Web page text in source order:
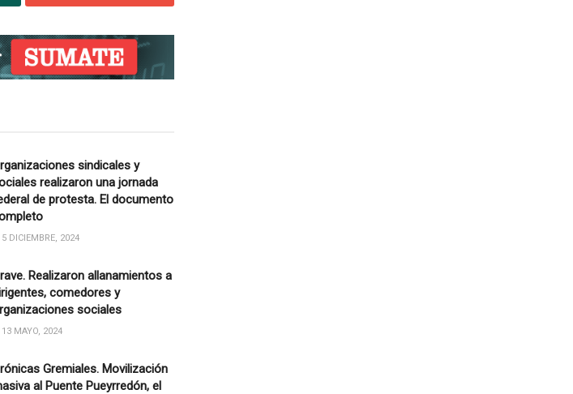
sindicales y
realizaron una jornada
de protesta. El documento
5 DICIEMBRE, 2024
Realizaron allanamientos a
comedores y
sociales
13 MAYO, 2024
Gremiales. Movilización
al Puente Pueyrredón, el